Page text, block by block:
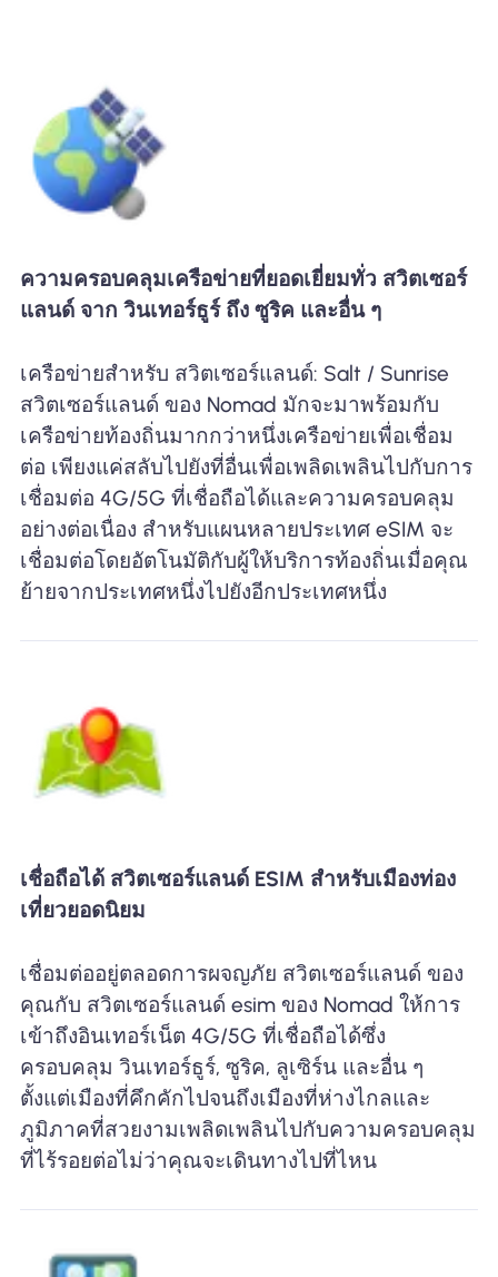
ความครอบคลุมเครือข่ายที่ยอดเยี่ยมทั่ว สวิตเซอร์
แลนด์ จาก วินเทอร์ธูร์ ถึง ซูริค และอื่น ๆ
เครือข่ายสำหรับ สวิตเซอร์แลนด์: Salt / Sunrise
สวิตเซอร์แลนด์ ของ Nomad มักจะมาพร้อมกับ
เครือข่ายท้องถิ่นมากกว่าหนึ่งเครือข่ายเพื่อเชื่อม
ต่อ เพียงแค่สลับไปยังที่อื่นเพื่อเพลิดเพลินไปกับการ
เชื่อมต่อ 4G/5G ที่เชื่อถือได้และความครอบคลุม
อย่างต่อเนื่อง สำหรับแผนหลายประเทศ eSIM จะ
เชื่อมต่อโดยอัตโนมัติกับผู้ให้บริการท้องถิ่นเมื่อคุณ
ย้ายจากประเทศหนึ่งไปยังอีกประเทศหนึ่ง
เชื่อถือได้ สวิตเซอร์แลนด์ ESIM สำหรับเมืองท่อง
เที่ยวยอดนิยม
เชื่อมต่ออยู่ตลอดการผจญภัย สวิตเซอร์แลนด์ ของ
คุณกับ สวิตเซอร์แลนด์ esim ของ Nomad ให้การ
เข้าถึงอินเทอร์เน็ต 4G/5G ที่เชื่อถือได้ซึ่ง
ครอบคลุม วินเทอร์ธูร์, ซูริค, ลูเซิร์น และอื่น ๆ
ตั้งแต่เมืองที่คึกคักไปจนถึงเมืองที่ห่างไกลและ
ภูมิภาคที่สวยงามเพลิดเพลินไปกับความครอบคลุม
ที่ไร้รอยต่อไม่ว่าคุณจะเดินทางไปที่ไหน